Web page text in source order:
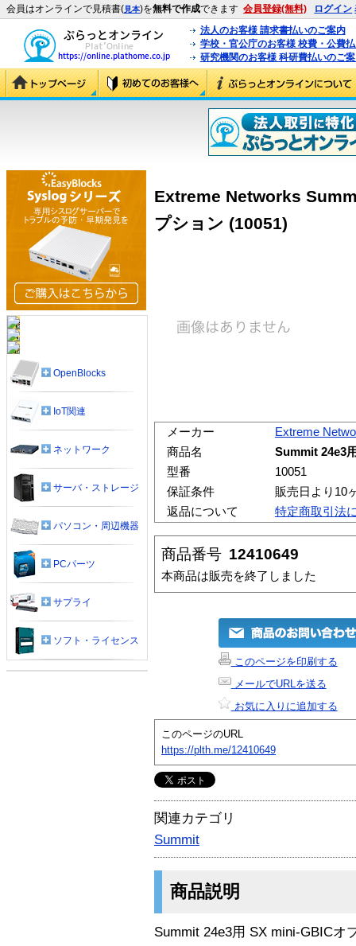
会員はオンラインで見積書(見本)を無料で作成できます 会員登録(無料) ログイン
法人のお客様 請求書払いのご案内
学校・官公庁のお客様 校費・公費
研究機関のお客様 科研費払いのご
Extreme Networks
プション (10051)
メーカー
Extreme
商品名
Summit 24e3
型番
10051
保証条件
販売日より10
返品について
特定商取引法
商品番号 12410649
本商品は販売を終了しました
このページを印刷する
メールでURLを送る
お気に入りに追加する
このページのURL
https://plth.me/12410649
関連カテゴリ
Summit
商品説明
Summit 24e3用 SX mini-GBICオ
OpenBlocks
IoT関連
ネットワーク
サーバ・ストレージ
パソコン・周辺機器
PCパーツ
サプライ
ソフト・ライセンス